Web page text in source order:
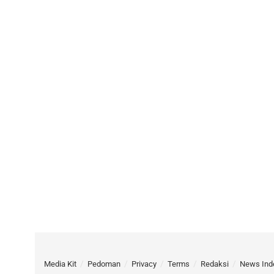
Media Kit Pedoman Privacy Terms Redaksi News